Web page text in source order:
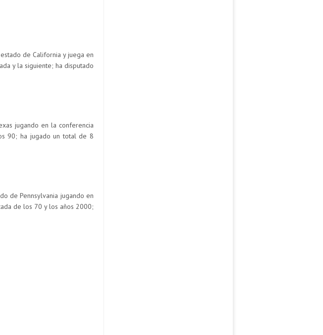
de California y juega en
y la siguiente; ha disputado
jugando en la conferencia
90; ha jugado un total de 8
de Pennsylvania jugando en
de los 70 y los años 2000;